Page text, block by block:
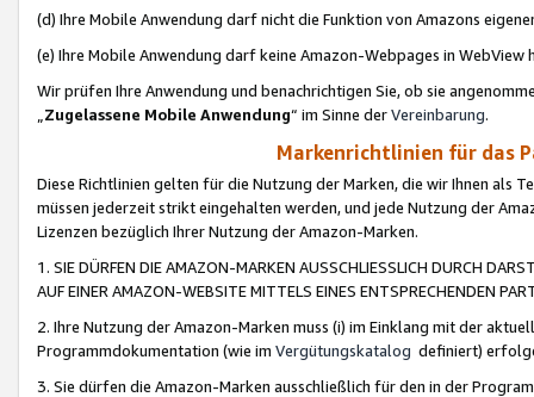
(d) Ihre Mobile Anwendung darf nicht die Funktion von Amazons
(e) Ihre Mobile Anwendung darf keine Amazon-Webpages in WebView
Wir prüfen Ihre Anwendung und benachrichtigen Sie, ob sie
„Zugelassene Mobile Anwendung“ im Sinne derVereinbarung.
Markenrichtlinien für das
Diese Richtlinien gelten für die Nutzung der Marken, die wir Ihnen als
müssen jederzeit strikt eingehalten werden, und jede Nutzung der
Lizenzen bezüglich Ihrer Nutzung der Amazon-Marken.
1. SIE DÜRFEN DIE AMAZON-MARKEN AUSSCHLIESSLICH DURCH
AUF EINER AMAZON-WEBSITE MITTELS EINES ENTSPRECHENDEN
2. Ihre Nutzung der Amazon-Marken muss (i) im Einklang mit der
Programmdokumentation (wie im Vergütungskatalog definiert)
3. Sie dürfen die Amazon-Marken ausschließlich für den in der